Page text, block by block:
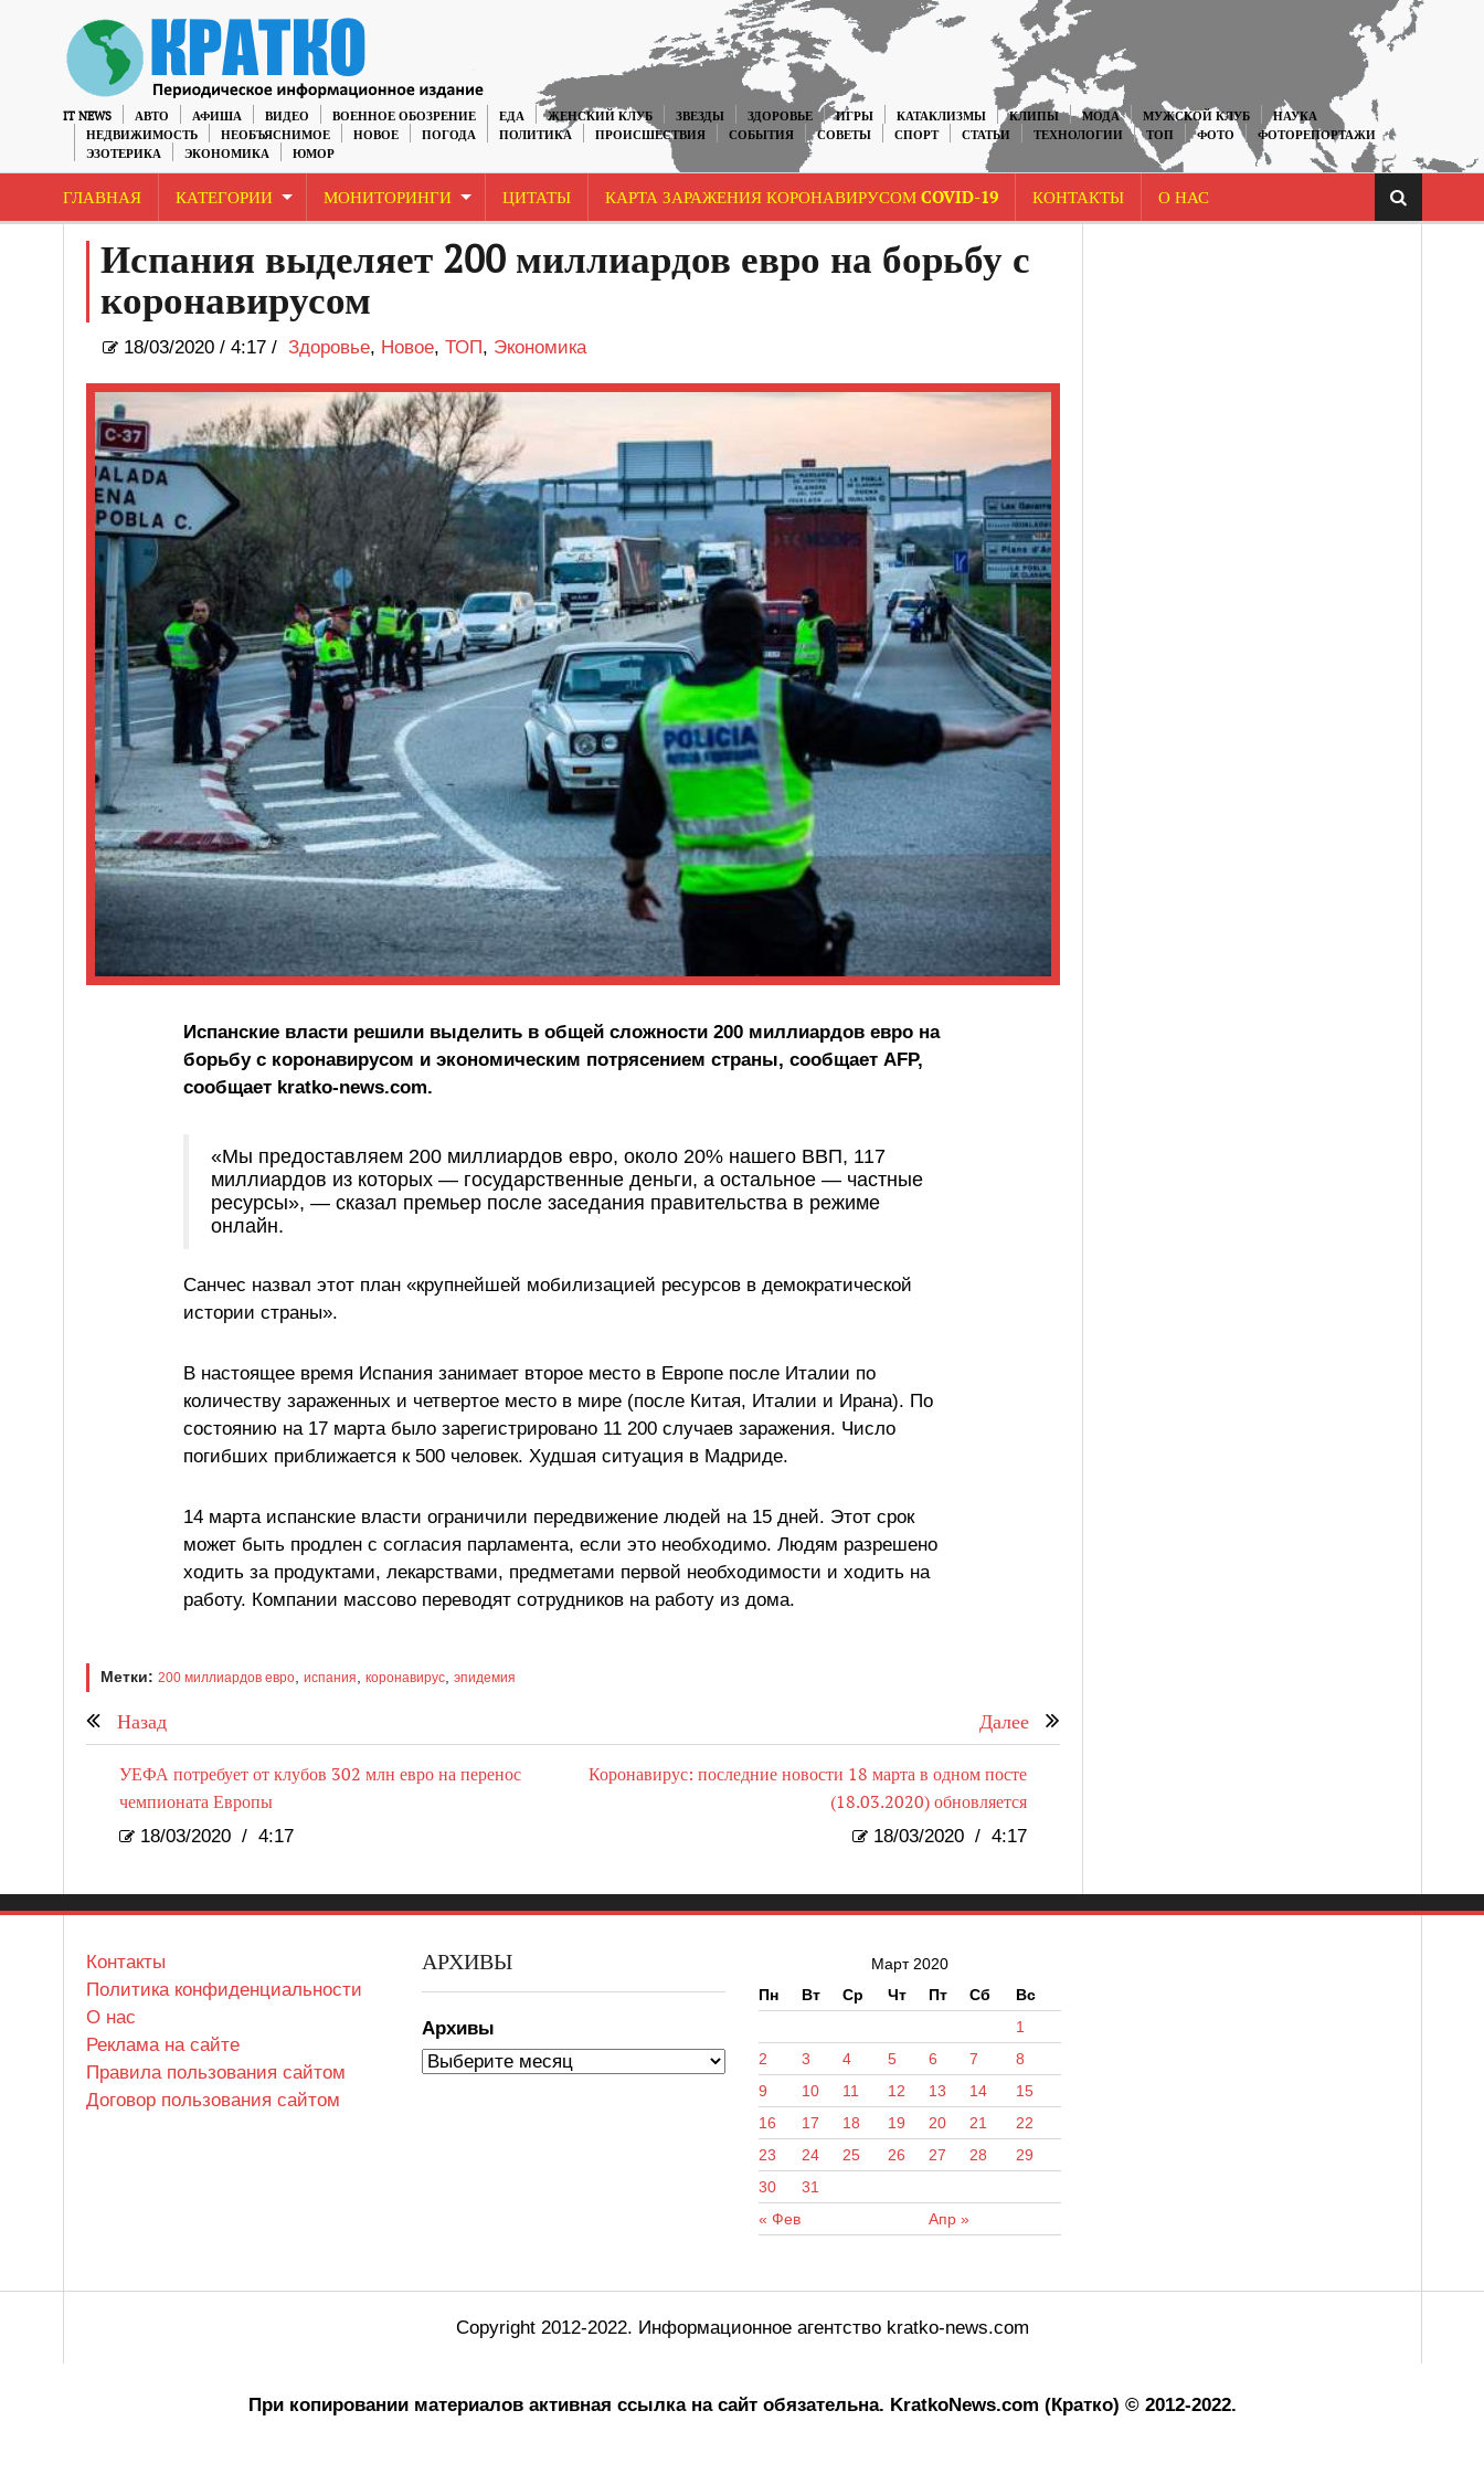
IT NEWS АВТО АФИША ВИДЕО ВОЕННОЕ ОБОЗРЕНИЕ ЕДА ЖЕНСКИЙ КЛУБ ЗВЕЗДЫ ЗДОРОВЬЕ ИГРЫ КАТАКЛИЗМЫ КЛИПЫ МОДА МУЖСКОЙ КЛУБ
НАУКА
НЕДВИЖИМОСТЬ
НЕОБЪЯСНИМОЕ НОВОЕ ПОГОДА ПОЛИТИКА ПРОИСШЕСТВИЯ СОБЫТИЯ СОВЕТЫ СПОРТ СТАТЬИ ТЕХНОЛОГИИ ТОП ФОТО
ФОТОРЕПОРТАЖИ
ЭЗОТЕРИКА
ЭКОНОМИКА ЮМОР
ГЛАВНАЯ КАТЕГОРИИ МОНИТОРИНГИ ЦИТАТЫ КАРТА ЗАРАЖЕНИЯ КОРОНАВИРУСОМ COVID-19 КОНТАКТЫ О НАС
Испания выделяет 200 миллиардов евро на борьбу с
коронавирусом
18/03/2020/ 4:17 / Здоровье, Новое, ТОП, Экономика
Испанские власти решили выделить в общей сложности 200 миллиардов евро на
борьбу с коронавирусом и экономическим потрясением страны, сообщает AFP,
сообщает kratko-news.com.
«Мы предоставляем 200 миллиардов евро, около 20% нашего ВВП, 117
миллиардов из которых — государственные деньги, а остальное — частные
ресурсы», — сказал премьер после заседания правительства в режиме
онлайн.
Санчес назвал этот план «крупнейшей мобилизацией ресурсов в демократической
истории страны».
В настоящее время Испания занимает второе место в Европе после Италии по
количеству зараженных и четвертое место в мире (после Китая, Италии и Ирана). По
состоянию на 17 марта было зарегистрировано 11 200 случаев заражения. Число
погибших приближается к 500 человек. Худшая ситуация в Мадриде.
14 марта испанские власти ограничили передвижение людей на 15 дней. Этот срок
может быть продлен с согласия парламента, если это необходимо. Людям разрешено
ходить за продуктами, лекарствами, предметами первой необходимости и ходить на
работу. Компании массово переводят сотрудников на работу из дома.
Метки: 200 миллиардов евро, испания, коронавирус, эпидемия
Назад Далее
УЕФА потребует от клубов 302 млн евро на перенос
чемпионата Европы
18/03/2020 / 4:17
Коронавирус: последние новости 18 марта в одном посте
(18.03.2020) обновляется
18/03/2020 / 4:17
Контакты
Политика конфиденциальности
О нас
Реклама на сайте
Правила пользования сайтом
Договор пользования сайтом
АРХИВЫ
Архивы
Март 2020
Пн
Вт Ср Чт Пт Сб Вс
« Фев Апр »
1
2
3 4 5 6 7
8
9
10 11 12 13 14
15
16
17 18 19 20 21
22
23
24 25 26 27 28
29
30
31
Copyright 2012-2022. Информационное агентство kratko-news.com
При копировании материалов активная ссылка на сайт обязательна. KratkoNews.com (Кратко) © 2012-2022.